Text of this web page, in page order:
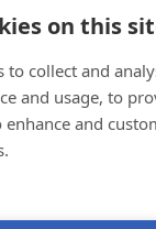
on this
to collect and
and usage, to
and